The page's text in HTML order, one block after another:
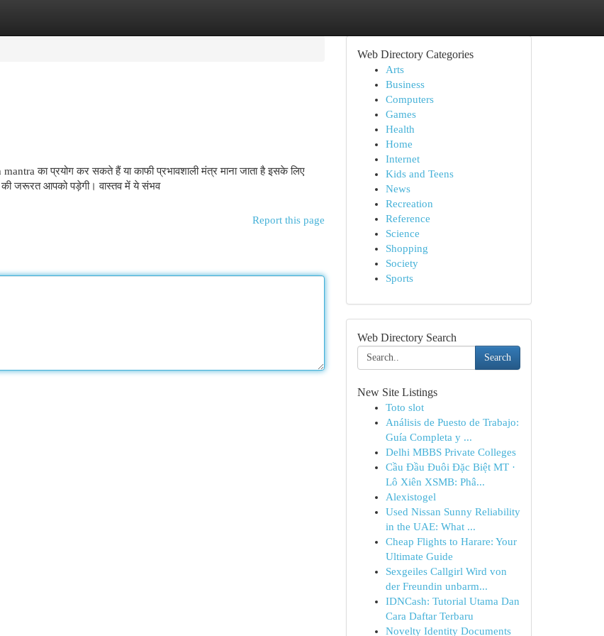
का प्रयोग कर सकते हैं या काफी प्रभावशाली मंत्र माना जाता है इसके लिए
जरूरत आपको पड़ेगी। वास्तव में ये संभव
Report this page
Web Directory Categories
Arts
Business
Computers
Games
Health
Home
Internet
Kids and Teens
News
Recreation
Reference
Science
Shopping
Society
Sports
Web Directory Search
Search
New Site Listings
Toto slot
Análisis de Puesto de Trabajo:
Guía Completa y ...
Delhi MBBS Private Colleges
Cầu Đầu Đuôi Đặc Biệt MT ·
Lô Xiên XSMB: Phâ...
Alexistogel
Used Nissan Sunny Reliability
in the UAE: What ...
Cheap Flights to Harare: Your
Ultimate Guide
Sexgeiles Callgirl Wird von
der Freundin unbarm...
IDNCash: Tutorial Utama Dan
Cara Daftar Terbaru
Novelty Identity Documents